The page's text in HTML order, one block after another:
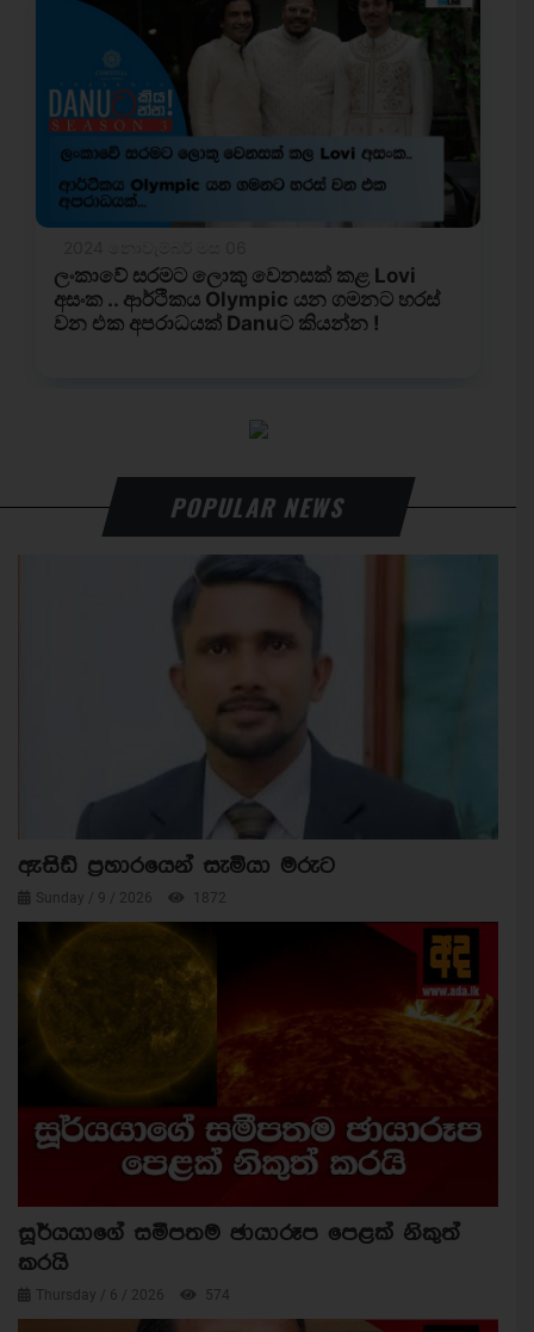
POPULAR NEWS
ඇසිඩ් ප්‍රහාරයෙන් සැමියා මරුට
Sunday / 9 / 2026 1872
සූර්යයාගේ සමීපතම ඡායාරූප පෙළක් නිකුත්
කරයි
Thursday / 6 / 2026 574